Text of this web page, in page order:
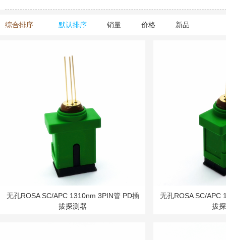
综合排序 默认排序 销量 价格 新品
无孔ROSA SC/APC 1310nm 3PIN管 PD插
拔探测器
无孔ROSA SC/APC
拔